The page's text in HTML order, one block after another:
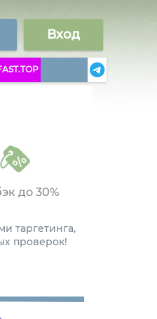
Вход
до 30%
таргетинга,
проверок!